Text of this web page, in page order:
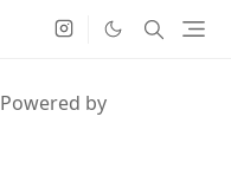
Powered by